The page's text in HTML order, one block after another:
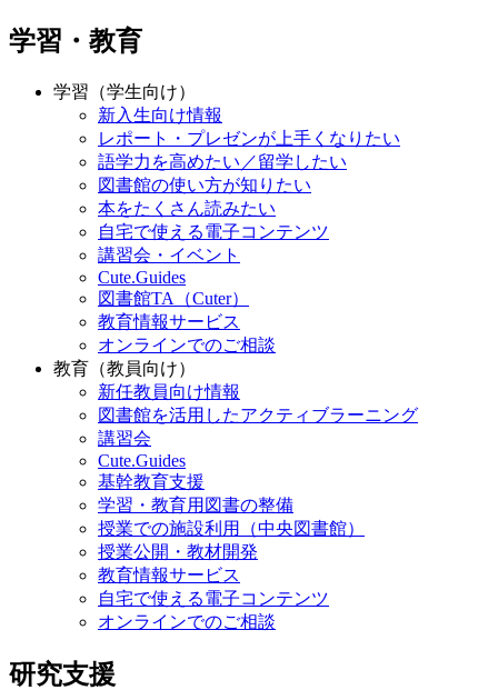
学習・教育
学習（学生向け）
新入生向け情報
レポート・プレゼンが上手くなりたい
語学力を高めたい／留学したい
図書館の使い方が知りたい
本をたくさん読みたい
自宅で使える電子コンテンツ
講習会・イベント
Cute.Guides
図書館TA（Cuter）
教育情報サービス
オンラインでのご相談
教育（教員向け）
新任教員向け情報
図書館を活用したアクティブラーニング
講習会
Cute.Guides
基幹教育支援
学習・教育用図書の整備
授業での施設利用（中央図書館）
授業公開・教材開発
教育情報サービス
自宅で使える電子コンテンツ
オンラインでのご相談
研究支援